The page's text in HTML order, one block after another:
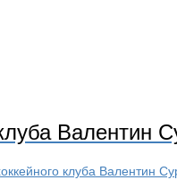
Валентин
клуба Валентин